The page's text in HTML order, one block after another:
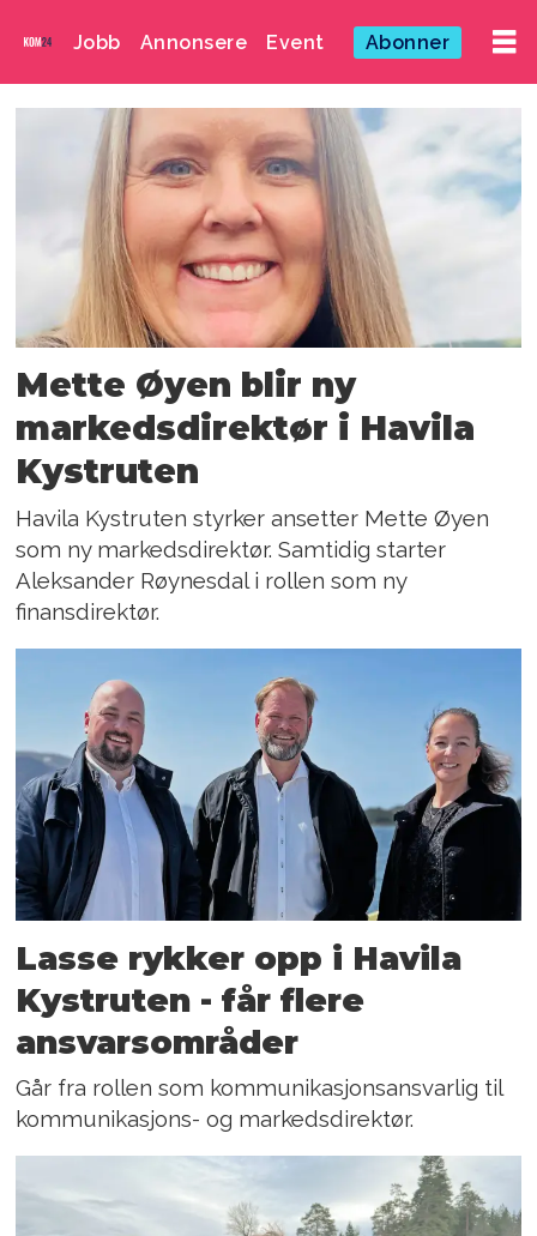
Jobb Annonsere Event Abonner
Emne:
lasse
a
vangstein
Mette Øyen blir ny
markedsdirektør i Havila
Kystruten
Havila Kystruten styrker ansetter Mette Øyen
som ny markedsdirektør. Samtidig starter
Aleksander Røynesdal i rollen som ny
finansdirektør.
Lasse rykker opp i Havila
Kystruten - får flere
ansvarsområder
Går fra rollen som kommunikasjonsansvarlig til
kommunikasjons- og markedsdirektør.